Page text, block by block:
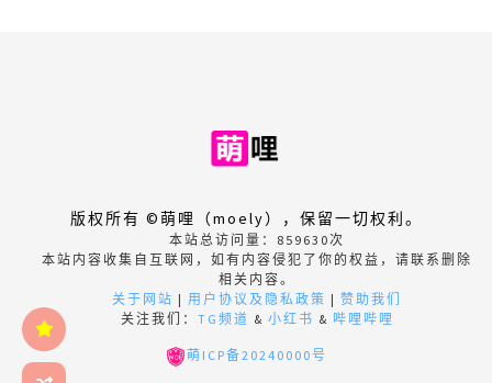
版权所有 ©萌哩（moely），保留一切权利。
本站总访问量： 859630次
本站内容收集自互联网，如有内容侵犯了你的权益，请联系删除
相关内容。
关于网站 | 用户协议及隐私政策 | 赞助我们
关注我们： TG频道 & 小红书 & 哔哩哔哩
萌ICP备20240000号